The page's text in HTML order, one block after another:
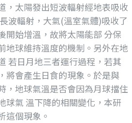
，太陽發出短波輻射經地表吸收
波輻射，大氣(溫室氣體)吸收了
開始增溫，故將太陽能部 分保
地球維持溫度的機制。另外在地
若日月地三者運行過程，若其
將會產生日食的現象。於是與
，地球氣溫是否會因為月球擋住
球氣 溫下降的相關變化，本研
這個現象。